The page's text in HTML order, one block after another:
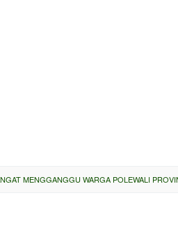
MENGGANGGU WARGA POLEWALI